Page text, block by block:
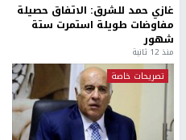
غازي حمد للشرق: الاتفاق حصيلة
مفاوضات طويلة استمرت ستة
شهور
منذ 12 ثانية
تصريحات خاصة